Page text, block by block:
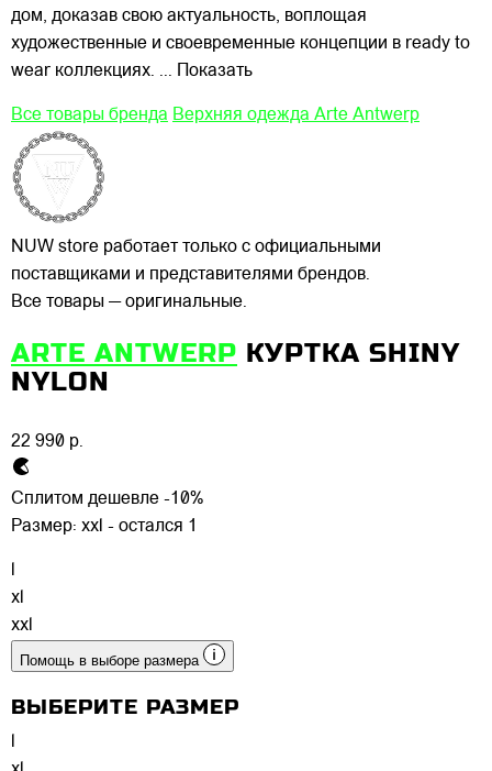
дом, доказав свою актуальность, воплощая
художественные и своевременные концепции в ready to
wear коллекциях. ... Показать
Все товары бренда Верхняя одежда Arte Antwerp
NUW store работает только с официальными
поставщиками и представителями брендов.
Все товары — оригинальные.
ARTE ANTWERP КУРТКА SHINY
NYLON
22 990 р.
Сплитом дешевле -10%
Размер: xxl - остался 1
l
xl
xxl
Помощь в выборе размера
ВЫБЕРИТЕ РАЗМЕР